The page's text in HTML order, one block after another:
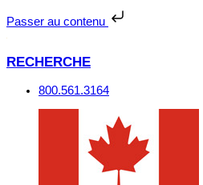
Passer au contenu
au
contenu
RECHERCHE
800.561.3164